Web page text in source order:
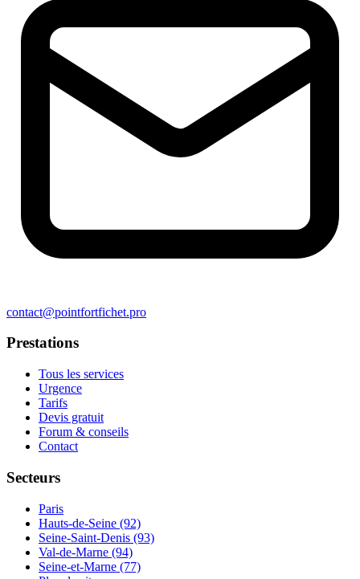
contact@pointfortfichet.pro
Prestations
Tous les services
Urgence
Tarifs
Devis gratuit
Forum & conseils
Contact
Secteurs
Paris
Hauts-de-Seine (92)
Seine-Saint-Denis (93)
Val-de-Marne (94)
Seine-et-Marne (77)